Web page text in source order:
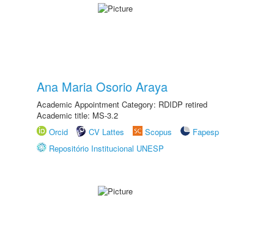
Ana Maria Osorio Araya
Academic Appointment Category: RDIDP retired
Academic title: MS-3.2
Orcid
CV Lattes Scopus
Fapesp
Repositório Institucional UNESP